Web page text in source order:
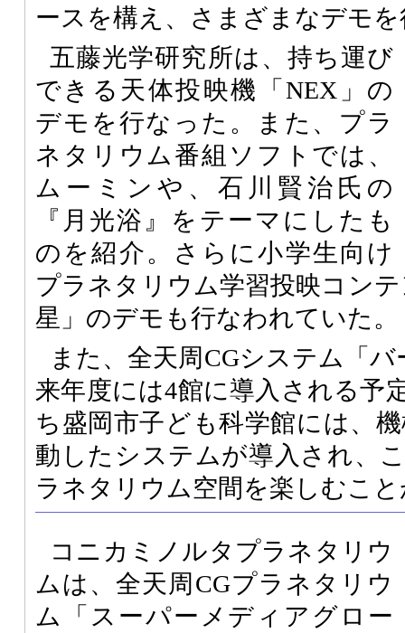
ースを構え、さまざまなデモ
五藤光学研究所は、持ち運び
できる天体投映機「NEX」の
デモを行なった。また、プラ
ネタリウム番組ソフトでは、
ムーミンや、石川賢治氏の
『月光浴』をテーマにしたも
のを紹介。さらに小学生向け
プラネタリウム学習投映コン
星」のデモも行なわれていた。
また、全天周CGシステム「
来年度には4館に導入される予
ち盛岡市子ども科学館には、
動したシステムが導入され、
ラネタリウム空間を楽しむこ
コニカミノルタプラネタリウ
ムは、全天周CGプラネタリウ
ム「スーパーメディアグロー